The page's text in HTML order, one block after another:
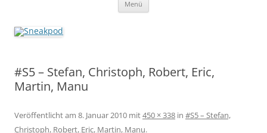
Menü
#S5 – Stefan, Christoph, Robert, Eric,
Martin, Manu
Veröffentlicht am 8. Januar 2010 mit450 × 338 in #S5 – Stefan,
Christoph, Robert, Eric, Martin, Manu.